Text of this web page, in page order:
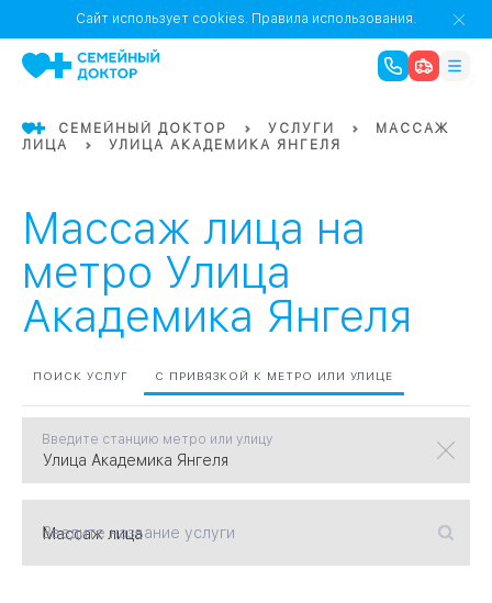
СЗАО 01
05
1 0
Бабушкинская
Бауманская
Баррикадная
Речной Вокзал
Сайт использует cookies. Правила использования.
СЕМЕЙНЫЙ ДОКТОР УСЛУГИ
МАССАЖ
ЛИЦА
УЛИЦА АКАДЕМИКА ЯНГЕЛЯ
Массаж лица на
метро Улица
Академика Янгеля
ПОИСК УСЛУГ С ПРИВЯЗКОЙ К МЕТРО ИЛИ УЛИЦЕ
Введите станцию метро или улицу
Введите название услуги